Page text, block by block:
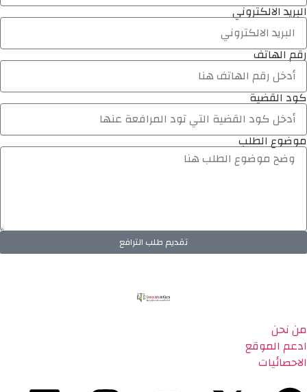
البريد الالكتروني
رقم الهاتف
كود القضية
موضوع الطلب
تقديم طلب الترافع
من نحن
ادعم الموقع
الاحصائيات